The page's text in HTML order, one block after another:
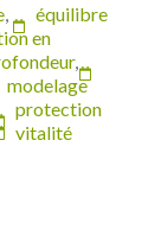
,
équilibre
en
,
modelage
protection
vitalité